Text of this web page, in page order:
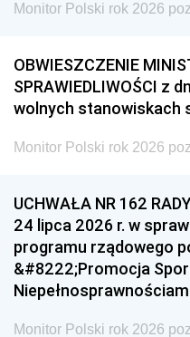
Monitor Polski rok 2026
OBWIESZCZENIE
SPRAWIEDLIWOŚCI z
wolnych stanowiskach
Monitor Polski rok 2026
UCHWAŁA NR 162
24 lipca 2026 r. w
programu rządowego
&#8222;Promocja
Monitor Polski rok 2026